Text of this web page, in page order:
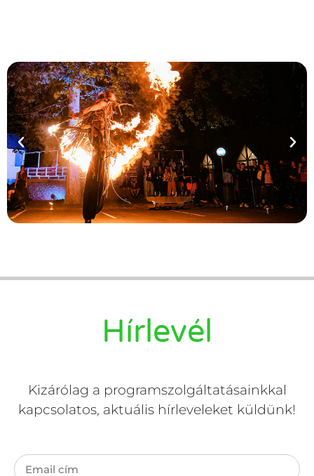
Hírlevél
Kizárólag a programszolgáltatásainkkal
kapcsolatos, aktuális hírleveleket küldünk!